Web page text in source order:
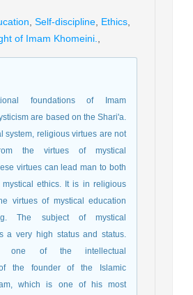
Self-discipline Ethics
of Imam Khomeini.
foundations of Imam
are based on the Shari'a.
system, religious virtues are not
the virtues of mystical
virtues can lead man to both
ethics. It is in religious
virtues of mystical education
The subject of mystical
a very high status and status.
one of the intellectual
the founder of the Islamic
which is one of his most